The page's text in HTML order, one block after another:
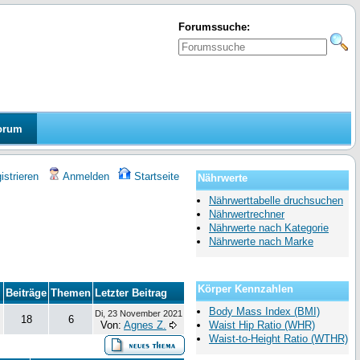
Forumssuche:
Anmelden Startseite
Beiträge Themen Letzter Beitrag
18 6 Di, 23 November 2021
Von: Agnes Z.
Nährwerte
Nährwerttabelle druchsuchen
Nährwertrechner
Nährwerte nach Kategorie
Nährwerte nach Marke
Körper Kennzahlen
Body Mass Index (BMI)
Waist Hip Ratio (WHR)
Waist-to-Height Ratio (WTHR)